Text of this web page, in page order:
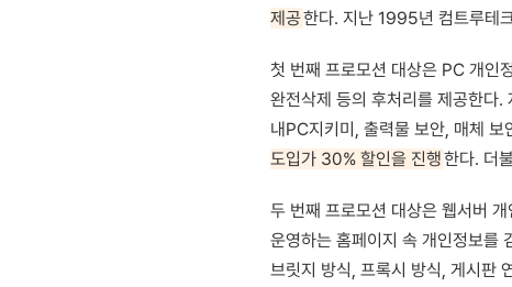
제공한다. 지난 1995년 컴트루테
첫 번째 프로모션 대상은 PC 개인
완전삭제 등의 후처리를 제공한다.
내PC지키미, 출력물 보안, 매체
도입가 30% 할인을 진행한다. 더
두 번째 프로모션 대상은 웹서버
운영하는 홈페이지 속 개인정보를
브릿지 방식, 프록시 방식, 게시판